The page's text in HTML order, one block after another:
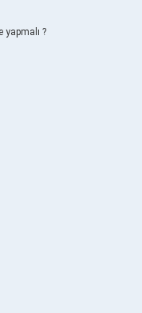
yapmalı ?